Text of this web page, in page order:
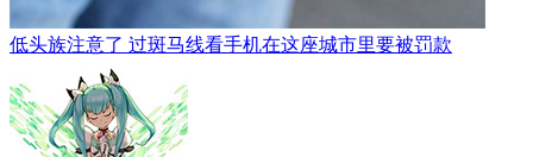
低头族注意了 过斑马线看手机在这座城市里要被罚款